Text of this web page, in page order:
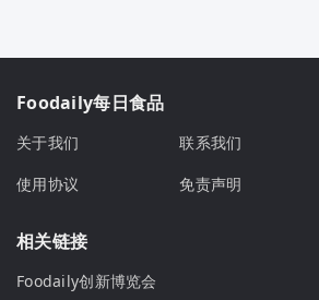
Foodaily每日食品
关于我们 联系我们
使用协议
免责声明
相关链接
Foodaily创新博览会